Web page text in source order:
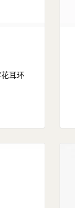
耳环